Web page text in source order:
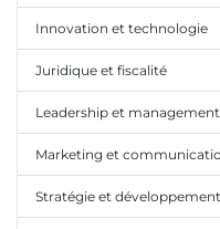
Innovation et technologie
Juridique et fiscalité
Leadership et management
Marketing et
Stratégie et développement